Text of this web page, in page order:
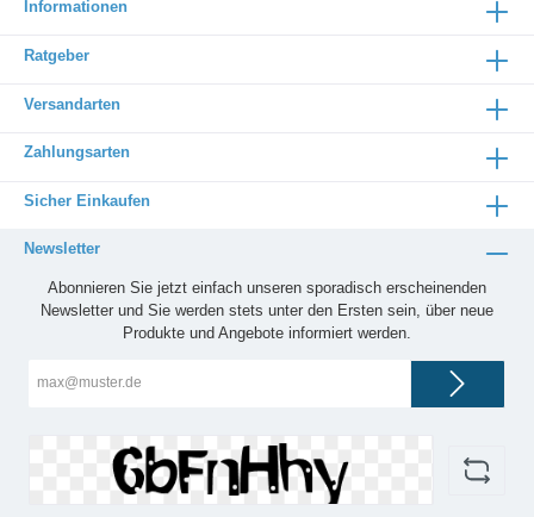
Informationen
Ratgeber
Versandarten
Zahlungsarten
Sicher Einkaufen
Newsletter
Abonnieren Sie jetzt einfach unseren sporadisch erscheinenden
Newsletter und Sie werden stets unter den Ersten sein, über neue
Produkte und Angebote informiert werden.